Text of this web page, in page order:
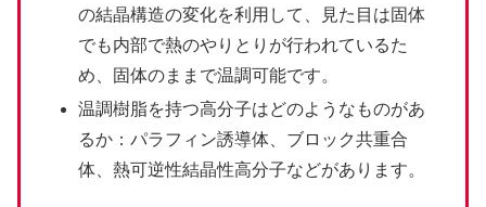
の結晶構造の変化を利用して、見た目は固体
でも内部で熱のやりとりが行われているた
め、固体のままで温調可能です。
温調樹脂を持つ高分子はどのようなものがあ
るか：パラフィン誘導体、ブロック共重合
体、熱可逆性結晶性高分子などがあります。